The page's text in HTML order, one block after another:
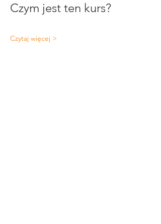
Czym jest ten kurs?
Czytaj więcej >